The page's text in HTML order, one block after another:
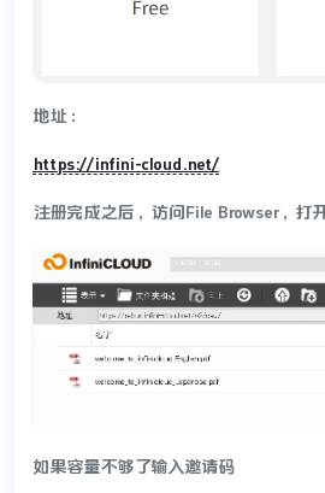
地址：
https://infini-cloud.net/
注册完成之后，访问File Browser，打
如果容量不够了输入邀请码